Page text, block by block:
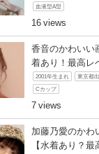
血液型A型
16
香音のかわいい
着あり！最高レ
2001年生まれ 東京都
Cカップ
7
加藤乃愛のかわ
【水着あり？最